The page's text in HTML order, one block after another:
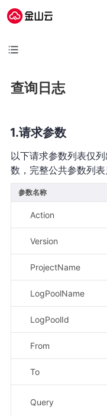
查询日志
请求参数
以下请求参数列表仅
数，完整公共参数列
参数名称
Action
Version
ProjectName
LogPoolName
LogPoolId
From
To
Query